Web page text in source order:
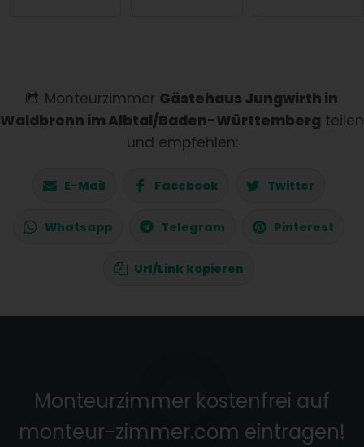
Monteurzimmer Gästehaus Jungwirth in
Waldbronn im Albtal/Baden-Württemberg teilen
und empfehlen:
E-Mail Facebook Twitter
Whatsapp Telegram Pinterest
Url/Link kopieren
Monteurzimmer kostenfrei auf
monteur-zimmer.com eintragen!